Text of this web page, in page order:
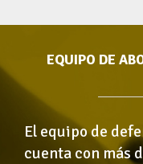
EQUIPO DE
El equipo de
cuenta con más